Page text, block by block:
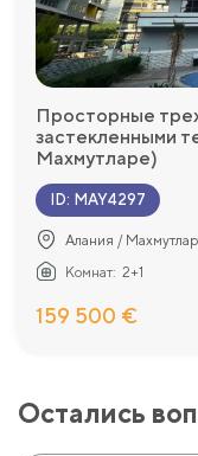
Просторные
застекленными
Махмутларе)
ID: MAY4297
Алания / Махмутлар
Комнат: 2+1
159 500 €
Остались